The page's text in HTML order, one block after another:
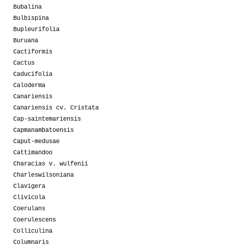
Bubalina
Bulbispina
Bupleurifolia
Buruana
Cactiformis
Cactus
Caducifolia
Caloderma
Canariensis
Canariensis cv. Cristata
Cap-saintemariensis
Capmanambatoensis
Caput-medusae
Cattimandoo
Characias v. wulfenii
Charleswilsoniana
Clavigera
Clivicola
Coerulans
Coerulescens
Colliculina
Columnaris